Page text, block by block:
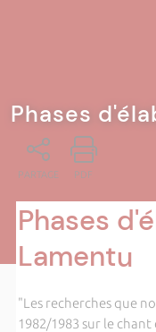
Phases
PARTAGE PDF
Phases
Lamentu
"Les recherches que
1982/1983 sur le